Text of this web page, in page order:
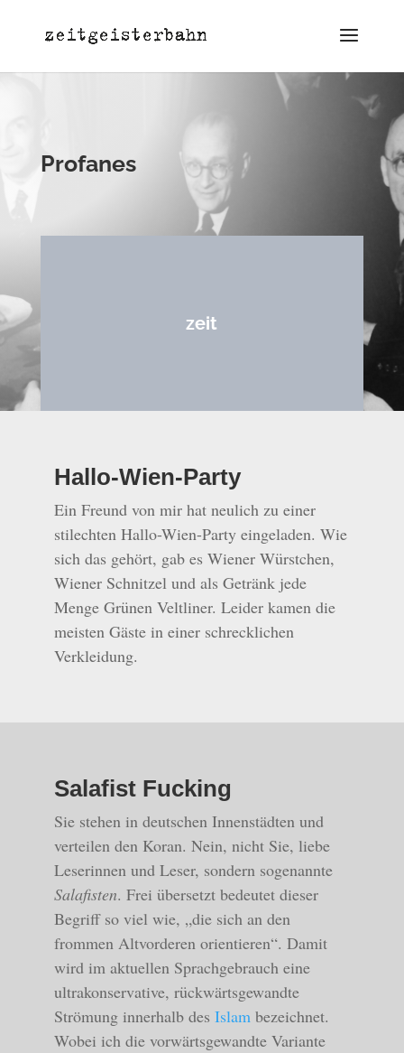
Profanes
zeit
Hallo-Wien-Party
Ein Freund von mir hat neulich zu einer
stilechten Hallo-Wien-Party eingeladen. Wie
sich das gehört, gab es Wiener Würstchen,
Wiener Schnitzel und als Getränk jede
Menge Grünen Veltliner. Leider kamen die
meisten Gäste in einer schrecklichen
Verkleidung.
Salafist Fucking
Sie stehen in deutschen Innenstädten und
verteilen den Koran. Nein, nicht Sie, liebe
Leserinnen und Leser, sondern sogenannte
Salafisten. Frei übersetzt bedeutet dieser
Begriff so viel wie, „die sich an den
frommen Altvorderen orientieren“. Damit
wird im aktuellen Sprachgebrauch eine
ultrakonservative, rückwärtsgewandte
Strömung innerhalb des Islam bezeichnet.
Wobei ich die vorwärtsgewandte Variante